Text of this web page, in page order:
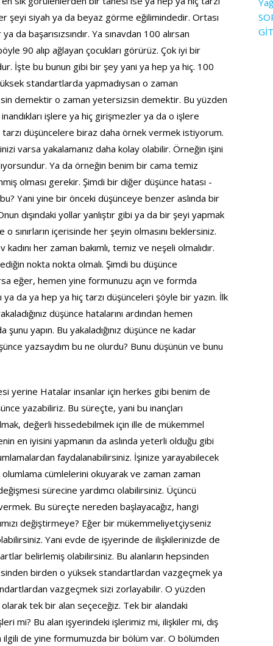
şeyi siyah ya da beyaz görme eğilimindedir. Ortası
da başarısızsındır. Ya sınavdan 100 alırsan
böyle 90 alıp ağlayan çocukları görürüz. Çok iyi bir
İşte bu bunun gibi bir şey yani ya hep ya hiç. 100
standartlarda yapmadıysan o zaman
demektir o zaman yetersizsin demektir. Bu yüzden
işlere ya hiç girişmezler ya da o işlere
düşüncelere biraz daha örnek vermek istiyorum.
varsa yakalamanız daha kolay olabilir. Örneğin işini
Ya da örneğin benim bir cama temiz
olması gerekir. Şimdi bir diğer düşünce hatası -
Yani yine bir önceki düşünceye benzer aslında bir
dışındaki yollar yanlıştır gibi ya da bir şeyi yapmak
sınırların içerisinde her şeyin olmasını beklersiniz.
her zaman bakımlı, temiz ve neşeli olmalıdır.
nokta nokta olmalı. Şimdi bu düşünce
eğer, hemen yine formunuzu açın ve formda
ya da ya hep ya hiç tarzı düşünceleri şöyle bir yazın. İlk
düşünce hatalarını ardından hemen
yapın. Bu yakaladığınız düşünce ne kadar
yazsaydım bu ne olurdu? Bunu düşünün ve bunu
yerine Hatalar insanlar için herkes gibi benim de
yazabiliriz. Bu süreçte, yani bu inançları
değerli hissedebilmek için ille de mükemmel
en iyisini yapmanın da aslında yeterli olduğu gibi
faydalanabilirsiniz. İşinize yarayabilecek
cümlelerini okuyarak ve zaman zaman
sürecine yardımcı olabilirsiniz. Üçüncü
vermek. Bu süreçte nereden başlayacağız, hangi
değiştirmeye? Eğer bir mükemmeliyetçiyseniz
Yani evde de işyerinde de ilişkilerinizde de
belirlemiş olabilirsiniz. Bu alanların hepsinden
birden o yüksek standartlardan vazgeçmek ya
vazgeçmek sizi zorlayabilir. O yüzden
tek bir alan seçeceğiz. Tek bir alandaki
mi? Bu alan işyerindeki işlerimiz mi, ilişkiler mi, dış
ilgili de yine formumuzda bir bölüm var. O bölümden